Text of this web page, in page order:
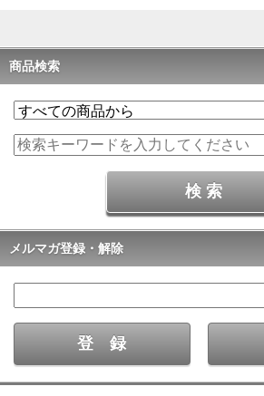
商品検索
メルマガ登録・解除